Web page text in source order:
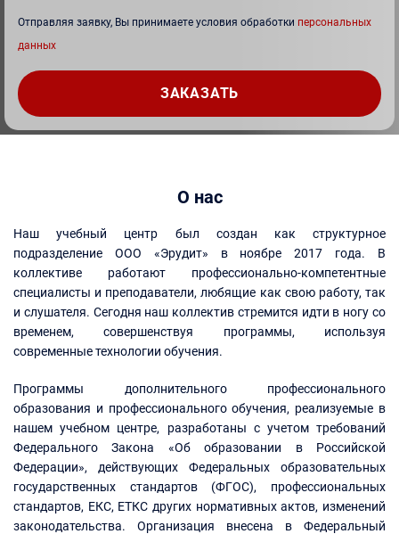
Отправляя заявку, Вы принимаете условия обработки персональных
данных
О нас
Наш учебный центр был создан как структурное
подразделение ООО «Эрудит» в ноябре 2017 года. В
коллективе работают профессионально-компетентные
специалисты и преподаватели, любящие как свою работу, так
и слушателя. Сегодня наш коллектив стремится идти в ногу со
временем, совершенствуя программы, используя
современные технологии обучения.
Программы дополнительного профессионального
образования и профессионального обучения, реализуемые в
нашем учебном центре, разработаны с учетом требований
Федерального Закона «Об образовании в Российской
Федерации», действующих Федеральных образовательных
государственных стандартов (ФГОС), профессиональных
стандартов, ЕКС, ЕТКС других нормативных актов, изменений
законодательства. Организация внесена в Федеральный